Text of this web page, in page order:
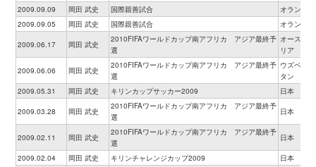
2009.09.09
岡田 武史 国際親善試合
オランダ
2009.09.05
岡田 武史 国際親善試合 オランダ
2009.06.17 岡田 武史
2010FIFAワールドカップ南アフリカ アジア最終予
選
オーストラ
リア
2009.06.06 岡田 武史
2010FIFAワールドカップ南アフリカ アジア最終予
選
ウズベキス
タン
2009.05.31
岡田 武史 キリンカップサッカー2009 日本
2009.03.28 岡田 武史
2010FIFAワールドカップ南アフリカ アジア最終予
選
日本
2009.02.11 岡田 武史
2010FIFAワールドカップ南アフリカ アジア最終予
選
日本
2009.02.04 岡田 武史 キリンチャレンジカップ2009
日本